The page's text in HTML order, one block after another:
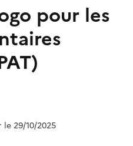
pour les
le 29/10/2025